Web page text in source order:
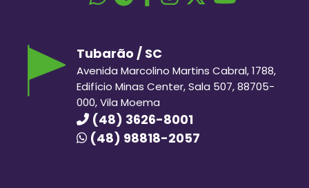
Tubarão / SC
Avenida Marcolino Martins Cabral, 1788,
Edifício Minas Center, Sala 507, 88705-
000, Vila Moema
(48) 3626-8001
(48) 98818-2057